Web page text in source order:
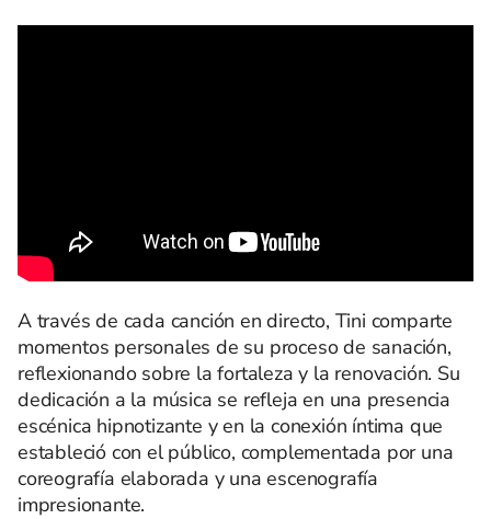
A través de cada canción en directo, Tini comparte
momentos personales de su proceso de sanación,
reflexionando sobre la fortaleza y la renovación. Su
dedicación a la música se refleja en una presencia
escénica hipnotizante y en la conexión íntima que
estableció con el público, complementada por una
coreografía elaborada y una escenografía
impresionante.